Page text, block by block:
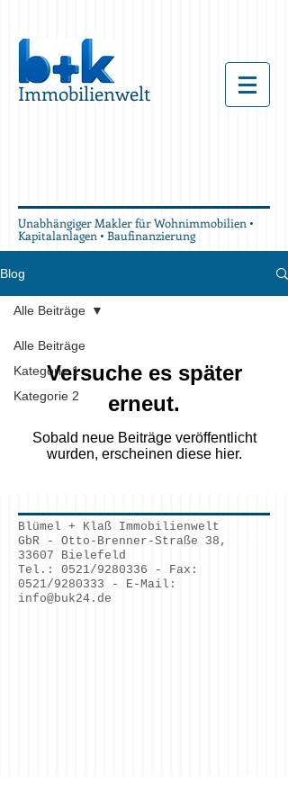
Immobilienwelt
Unabhängiger Makler für Wohnimmobilien •
Kapitalanlagen • Baufinanzierung
Blog
Alle Beiträge
Kategorie 1
Kategorie 2
Alle Beiträge
Versuche es später
erneut.
Sobald neue Beiträge veröffentlicht
wurden, erscheinen diese hier.
Blümel + Klaß Immobilienwelt
GbR - Otto-Brenner-Straße 38,
33607 Bielefeld
Tel.: 0521/9280336 - Fax:
0521/9280333 - E-Mail:
info@buk24.de